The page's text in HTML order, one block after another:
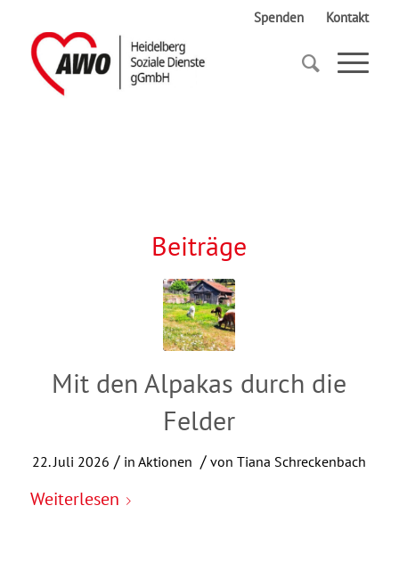
Spenden Kontakt
Startseite Natur
Beiträge
Mit den Alpakas durch die
Felder
22. Juli 2026 / inAktionen / vonTiana Schreckenbach
Weiterlesen